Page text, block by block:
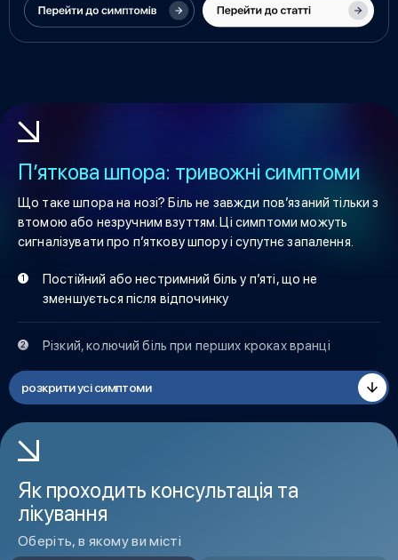
П’яткова шпора: тривожні симптоми
Що таке шпора на нозі? Біль не завжди пов’язаний тільки з
втомою або незручним взуттям. Ці симптоми можуть
сигналізувати про п’яткову шпору і супутнє запалення.
Постійний або нестримний біль у п’яті, що не
зменшується після відпочинку
Різкий, колючий біль при перших кроках вранці
Біль посилюється після фізичного навантаження,
Набряк в області п’яти або передньої частини стопи
Почервоніння і відчуття тепла в області п’яти
розкрити усі симптоми
Як проходить консультація та
лікування
Оберіть, в якому ви місті